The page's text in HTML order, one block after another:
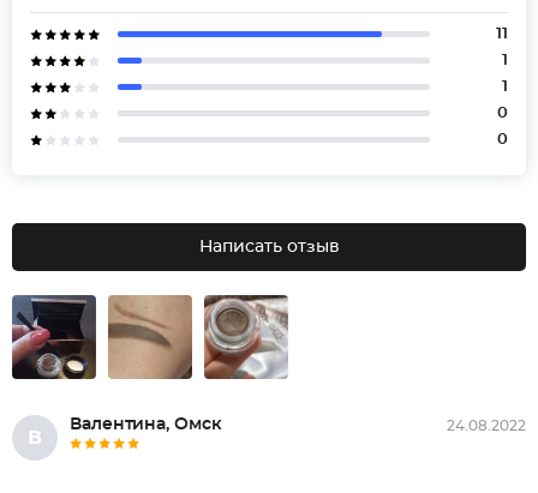
11
1
1
0
0
Написать отзыв
В
Валентина, Омск 24.08.2022